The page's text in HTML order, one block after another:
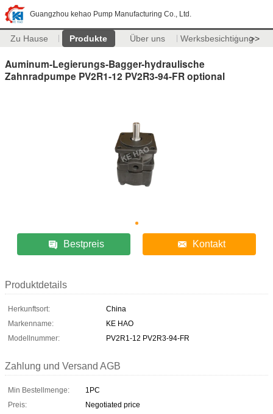
Guangzhou kehao Pump Manufacturing Co., Ltd.
Zu Hause Produkte Über uns Werksbesichtigung>>
Auminum-Legierungs-Bagger-hydraulische
Zahnradpumpe PV2R1-12 PV2R3-94-FR optional
Bestpreis Kontakt
Produktdetails
Herkunftsort:
China
Markenname:
KE HAO
Modellnummer:
PV2R1-12 PV2R3-94-FR
Zahlung und Versand AGB
Min Bestellmenge:
1PC
Preis:
Negotiated price